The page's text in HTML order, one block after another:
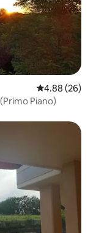
Ukadiriaji wa
4.88 (26)
Piano)